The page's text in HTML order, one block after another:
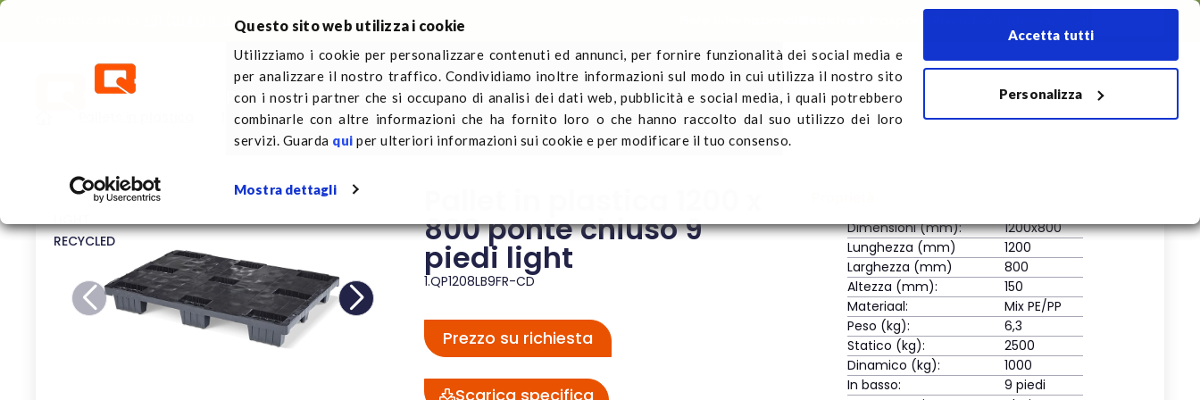
Questo sito web utilizza i cookie
Utilizziamo i cookie per personalizzare contenuti ed annunci, per fornire funzionalità dei social media e
per analizzare il nostro traffico. Condividiamo inoltre informazioni sul modo in cui utilizza il nostro sito
con i nostri partner che si occupano di analisi dei dati web, pubblicità e social media, i quali potrebbero
combinarle con altre informazioni che ha fornito loro o che hanno raccolto dal suo utilizzo dei loro
servizi. Guarda qui per ulteriori informazioni sui cookie e per modificare il tuo consenso.
Mostra dettagli
Accetta tutti
Personalizza
+31 (0)413 353 111
Pallets in plasticaSu Q-PallSettoriNotizieContattaciRegistra il trasporto
1200 x 800 mm Pallet in plastica 1200 x 800 ponte chiuso 9 piedi light
LIGHT
RECYCLED
800 ponte chiuso 9
piedi light
1.QP1208LB9FR-CD
Prezzo su richiesta
Scarica specifica
Dimensioni (mm):
1200x800
Lunghezza (mm)
1200
Larghezza (mm)
800
Altezza (mm):
150
Materiaal:
Mix PE/PP
Peso (kg):
6,3
Statico (kg):
2500
Dinamico (kg):
1000
In basso:
9 piedi